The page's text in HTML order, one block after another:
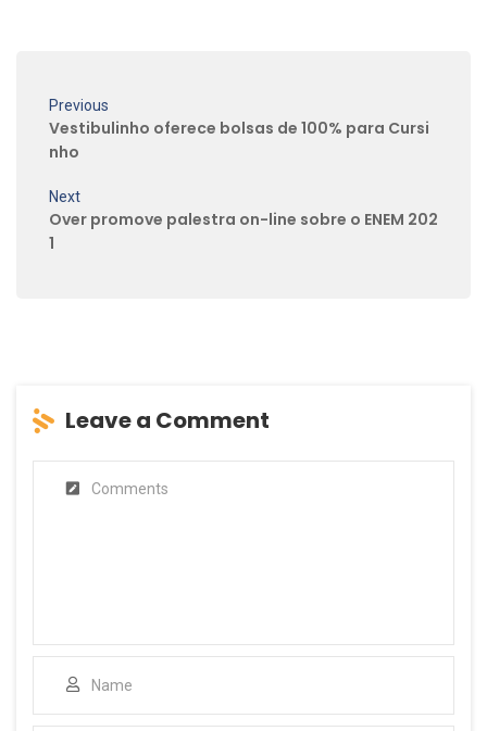
Previous
Vestibulinho oferece bolsas de 100% para Cursi
nho
Next
Over promove palestra on-line sobre o ENEM 202
1
Leave a Comment